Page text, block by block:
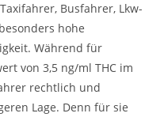
Busfahrer, Lkw-
hohe
Während für
von 3,5 ng/ml THC im
rechtlich und
Lage. Denn für sie